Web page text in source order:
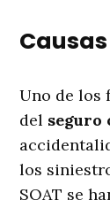
Uno de los
del seguro
los
SOAT se